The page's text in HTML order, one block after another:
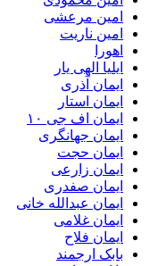
امین مرعشی
امین ناریت
اهورا
ایلیا الهی یار
ایمان آذری
ایمان استار
ایمان اف جی ۱۰
ایمان جهانگری
ایمان حجت
ایمان زارعی
ایمان صفدری
ایمان عبدالله خانی
ایمان غلامی
ایمان فلاح
بابک ارجمند